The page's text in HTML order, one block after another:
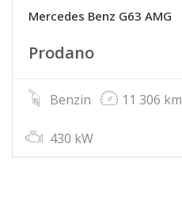
Mercedes Benz G63 AMG
Prodano
Benzin 11 306 km
430 kW